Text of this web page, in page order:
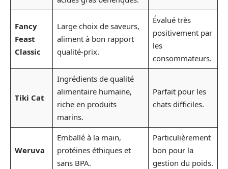
Fancy
Feast
Classic
Large choix de saveurs,
aliment à bon rapport
qualité-prix.
Évalué très
positivement par
les
consommateurs.
Tiki Cat
Ingrédients de qualité
alimentaire humaine,
riche en produits
marins.
Parfait pour les
chats difficiles.
Weruva
Emballé à la main,
protéines éthiques et
sans BPA.
Particulièrement
bon pour la
gestion du poids.